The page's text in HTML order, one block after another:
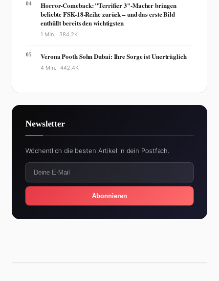
04
Horror-Comeback: "Terrifier 3"-Macher bringen
beliebte FSK-18-Reihe zurück – und das erste Bild
enthüllt bereits den wichtigsten
1 Min. · 384,2K
05 Verona Pooth Sohn Dubai: Ihre Sorge ist Unerträglich
4 Min. ·442,4K
Newsletter
Wöchentlich die besten Artikel in dein Postfach.
Abonnieren